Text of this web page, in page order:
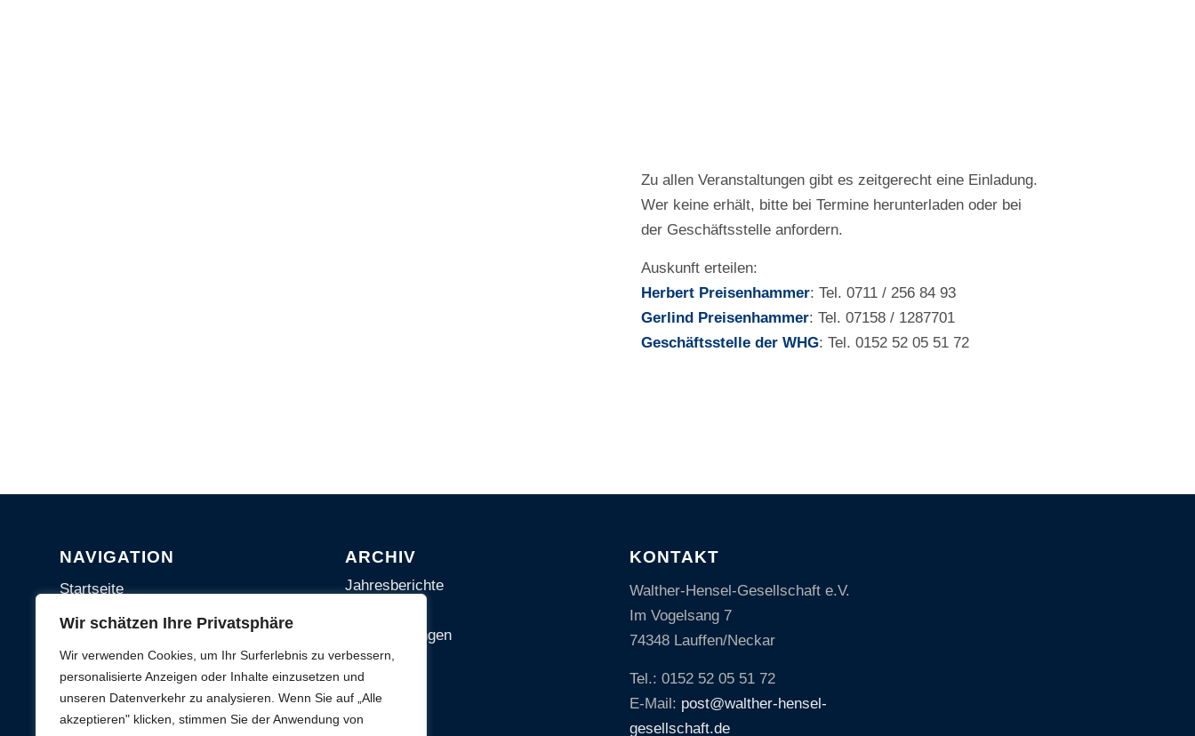
Wir schätzen Ihre Privatsphäre
Wir verwenden Cookies, um Ihr Surferlebnis zu verbessern,
personalisierte Anzeigen oder Inhalte einzusetzen und
unseren Datenverkehr zu analysieren. Wenn Sie auf „Alle
akzeptieren" klicken, stimmen Sie der Anwendung von
Zu allen Veranstaltungen gibt es zeitgerecht eine Einladung.
Wer keine erhält, bitte bei Termine herunterladen oder bei
der Geschäftsstelle anfordern.
Auskunft erteilen:
Herbert Preisenhammer: Tel. 0711 / 256 84 93
Gerlind Preisenhammer: Tel. 07158 / 1287701
Geschäftsstelle der WHG: Tel. 0152 52 05 51 72
NAVIGATION
Startseite
Kontakt
Sitemap
Datenschutz
Impressum
ARCHIV
Jahresberichte
Veranstaltungen
KONTAKT
Walther-Hensel-Gesellschaft e.V.
Im Vogelsang 7
74348 Lauffen/Neckar
Tel.: 0152 52 05 51 72
E-Mail: post@walther-hensel-
gesellschaft.de